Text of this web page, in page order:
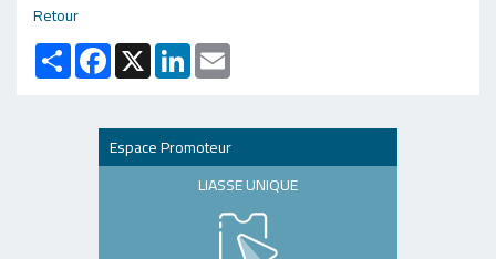
Retour
PartagerFacebook
X LinkedIn
Espace Promoteur
LIASSE UNIQUE